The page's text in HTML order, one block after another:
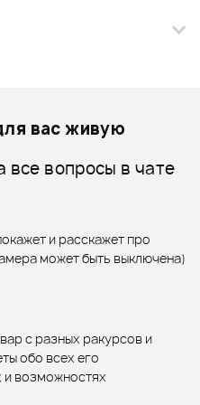
FORCE MIDI ST-61 Чехол для
MIDI клавиатуры 61 клавиша
17 990 ₽ 21 300 ₽ ₽
MIDI-клавиатура ALESIS V61
Рейтинг
вас живую
все вопросы в чате
и расскажет про
может быть выключена)
с разных ракурсов и
обо всех его
и возможностях